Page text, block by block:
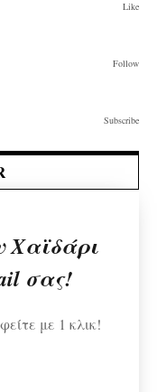
Like
Follow
Subscribe
Χαϊδάρι
σας!
με 1 κλικ!